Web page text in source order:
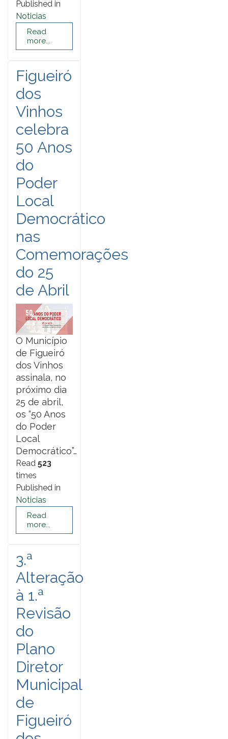
Published in
Noticias
Read
more...
Figueiró
dos
Vinhos
celebra
50 Anos
do
Poder
Local
Democrático
nas
Comemorações
do 25
de Abril
O Município
de Figueiró
dos Vinhos
assinala, no
próximo dia
25 de abril,
os “50 Anos
do Poder
Local
Democrático”…
Read 523
times
Published in
Noticias
Read
more...
3.ª
Alteração
à 1.ª
Revisão
do
Plano
Diretor
Municipal
de
Figueiró